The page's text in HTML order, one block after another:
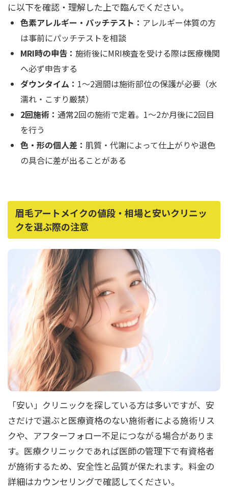
に以下を確認・理解した上で臨んでください。
色素アレルギー・パッチテスト： アレルギー体質の方
は事前にパッチテストを相談
MRI時の申告： 施術後にMRI検査を受ける際は医療機関
へ必ず申告する
ダウンタイム： 1〜2週間は施術部位の保護が必要（水
濡れ・こすり厳禁）
2回施術： 通常2回の施術で定着。1〜2か月後に2回目
を行う
色・形の個人差： 肌質・代謝によって仕上がりや退色
の具合に差が出ることがある
眉毛アートメイクの値段・相場と安いクリニッ
クを選ぶ際の注意
「安い」クリニックを探している方は多いですが、安
さだけで選ぶと医療資格のない施術者による施術リス
クや、アフターフォロー不足につながる場合がありま
す。医療クリニックであれば医師の管理下で有資格者
が施術するため、安全性と品質が保たれます。料金の
詳細はカウンセリングで確認してください。